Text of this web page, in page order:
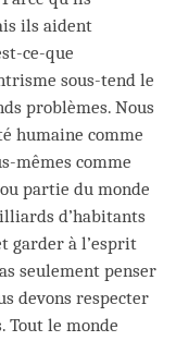
ils aident
ce-que
sous-tend le
problèmes. Nous
humaine comme
mêmes comme
partie du monde
d’habitants
garder à l’esprit
seulement penser
devons respecter
Tout le monde